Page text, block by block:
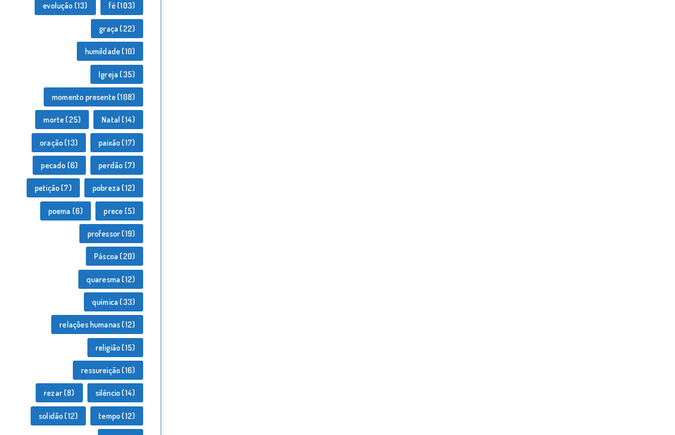
evolução (13) fé (103)
graça (22)
humildade (10)
Igreja (35)
momento presente (108)
morte (25) Natal (14)
oração (13) paixão (17)
pecado (6) perdão (7)
petição (7) pobreza (12)
poema (6) prece (5)
professor (19)
Páscoa (20)
quaresma (12)
química (33)
relações humanas (12)
religião (15)
ressureição (16)
rezar(8) silêncio (14)
solidão (12) tempo (12)